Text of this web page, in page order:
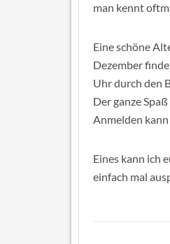
man kennt
Eine schöne
Dezember
Uhr durch den
Der ganze
Anmelden
Eines kann ich
einfach mal